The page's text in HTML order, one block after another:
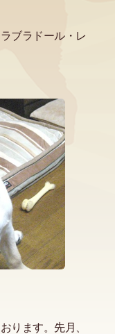
ブラドール・レ
ります。先月、